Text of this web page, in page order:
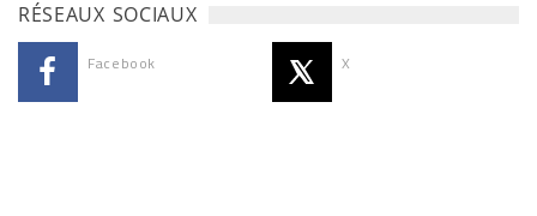
RÉSEAUX SOCIAUX
Facebook X